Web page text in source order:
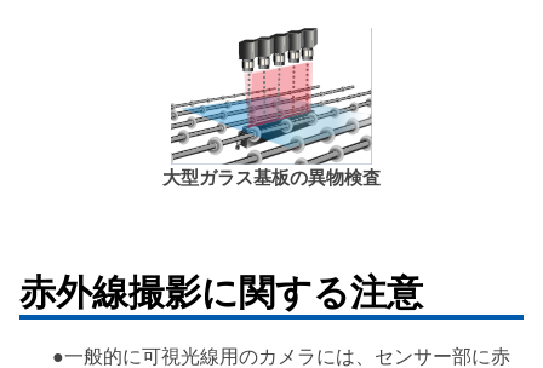
大型ガラス基板の異物検査
赤外線撮影に関する注意
●一般的に可視光線用のカメラには、センサー部に赤